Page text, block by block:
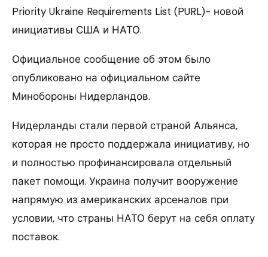
Priority Ukraine Requirements List (PURL)- новой
инициативы США и НАТО.
Официальное сообщение об этом было
опубликовано на официальном сайте
Минобороны Нидерландов.
Нидерланды стали первой страной Альянса,
которая не просто поддержала инициативу, но
и полностью профинансировала отдельный
пакет помощи. Украина получит вооружение
напрямую из американских арсеналов при
условии, что страны НАТО берут на себя оплату
поставок.